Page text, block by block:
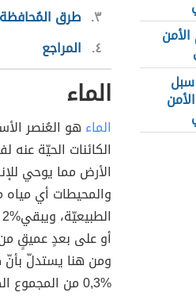
٣ طرق
٤ المراجع
الماء
الماء هو العُنصر
الكائنات الحيّة
الأرض مما يوحي للإنسان
والمحيطات أي مياه
أو على بعدٍ عميقٍ
ومن هنا يستدلّ بأنّ
‏0,3%‏ من المجموع الكلي.